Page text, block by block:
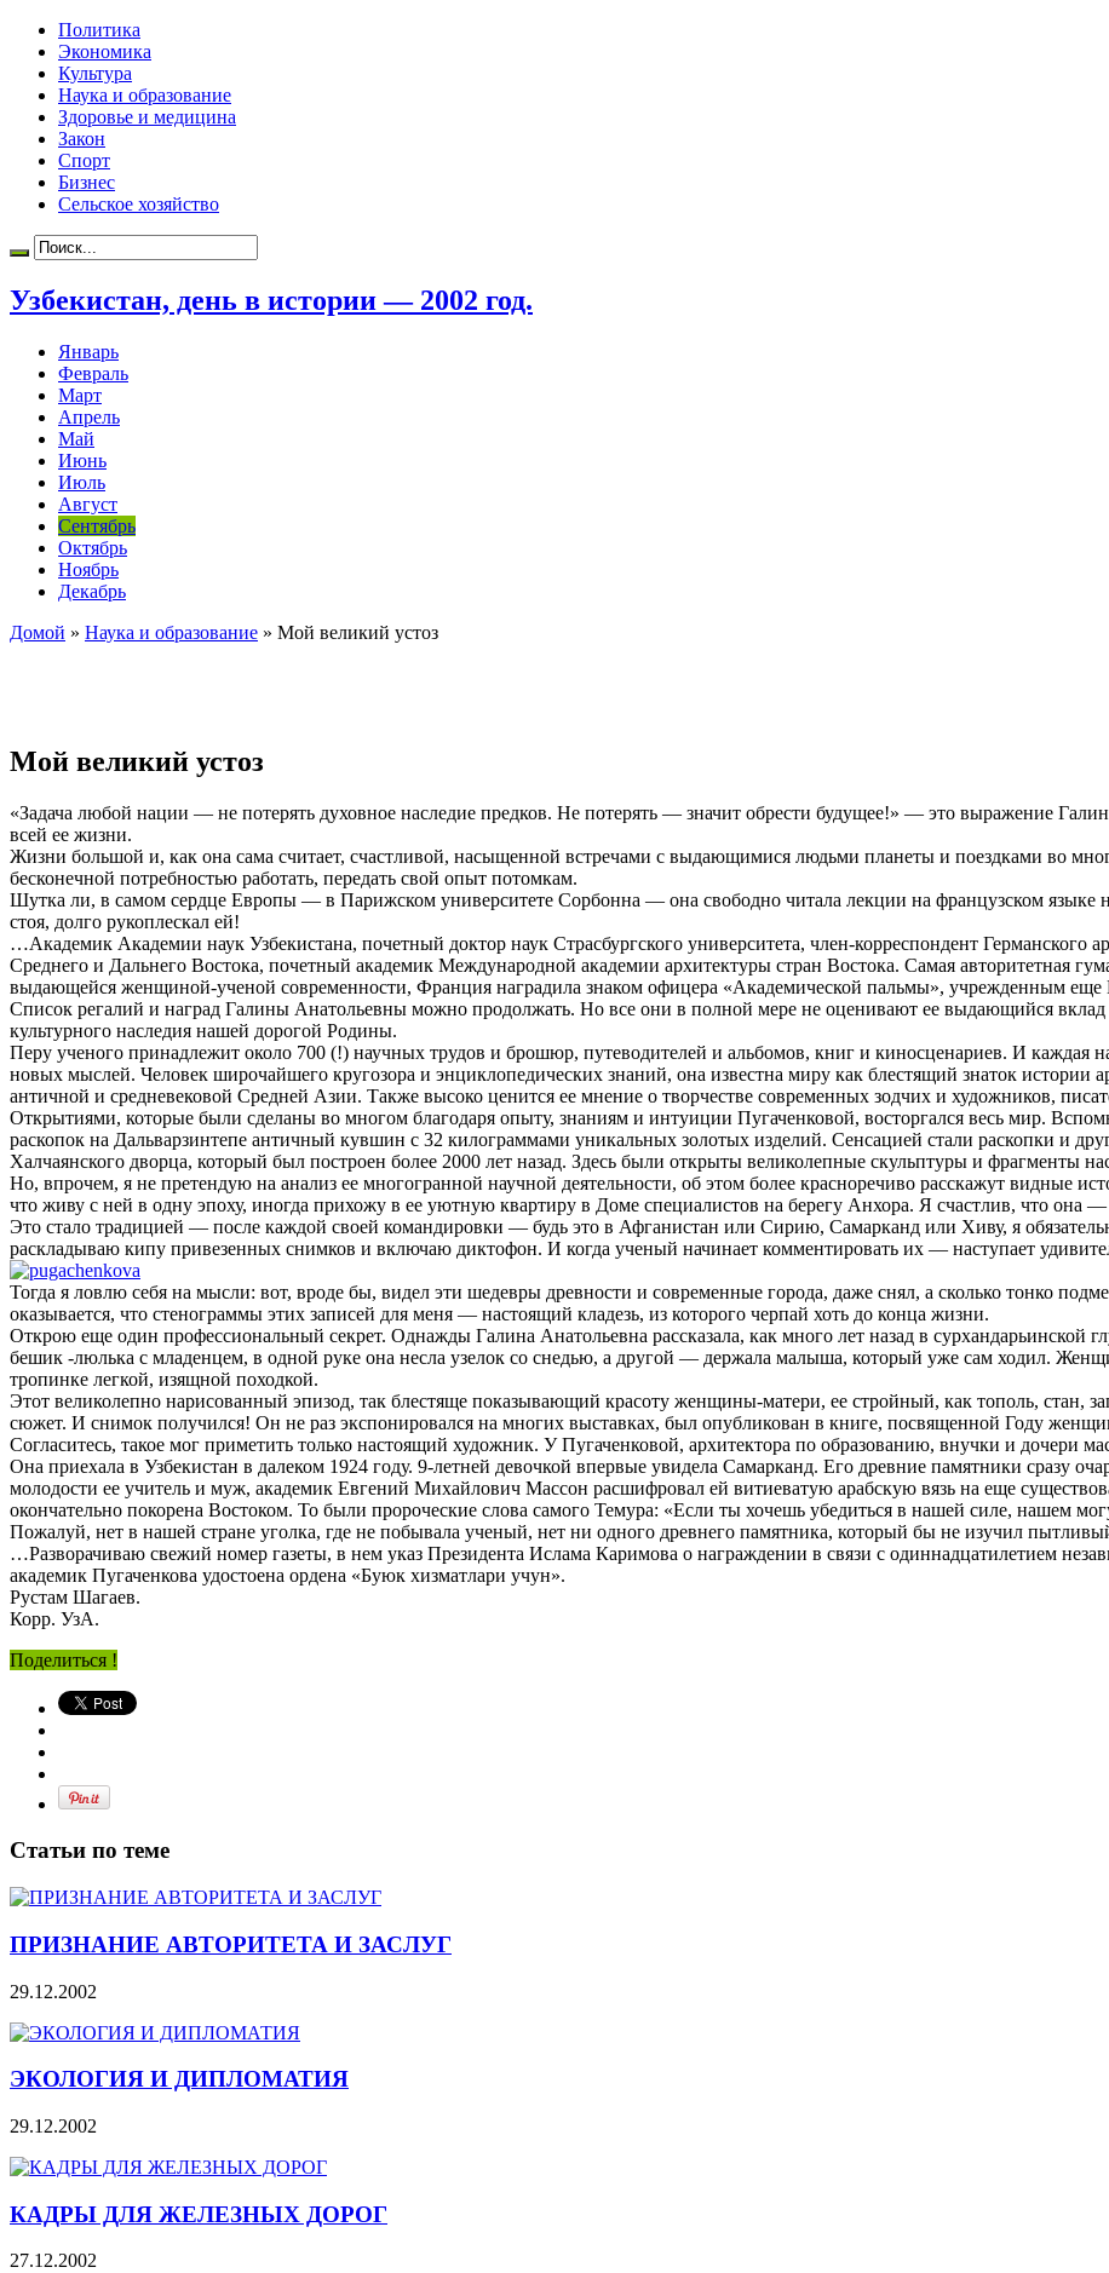
Политика
Экономика
Культура
Наука и образование
Здоровье и медицина
Закон
Спорт
Бизнес
Сельское хозяйство
Узбекистан, день в истории — 2002 год.
Январь
Февраль
Март
Апрель
Май
Июнь
Июль
Август
Сентябрь
Октябрь
Ноябрь
Декабрь
Домой » Наука и образование » Мой великий устоз
Мой великий устоз
«Задача любой нации — не потерять духовное наследие предков. Не потерять — значит обрести будущее!» — это выражение
всей ее жизни.
Жизни большой и, как она сама считает, счастливой, насыщенной встречами с выдающимися людьми планеты и поездками во
бесконечной потребностью работать, передать свой опыт потомкам.
Шутка ли, в самом сердце Европы — в Парижском университете Сорбонна — она свободно читала лекции на французском языке
стоя, долго рукоплескал ей!
…Академик Академии наук Узбекистана, почетный доктор наук Страсбургского университета, член-корреспондент Германского
Среднего и Дальнего Востока, почетный академик Международной академии архитектуры стран Востока. Самая
выдающейся женщиной-ученой современности, Франция наградила знаком офицера «Академической пальмы», учрежденным еще
Список регалий и наград Галины Анатольевны можно продолжать. Но все они в полной мере не оценивают ее выдающийся
культурного наследия нашей дорогой Родины.
Перу ученого принадлежит около 700 (!) научных трудов и брошюр, путеводителей и альбомов, книг и киносценариев. И каждая
новых мыслей. Человек широчайшего кругозора и энциклопедических знаний, она известна миру как блестящий знаток истории
античной и средневековой Средней Азии. Также высоко ценится ее мнение о творчестве современных зодчих и художников,
Открытиями, которые были сделаны во многом благодаря опыту, знаниям и интуиции Пугаченковой, восторгался весь мир.
раскопок на Дальварзинтепе античный кувшин с 32 килограммами уникальных золотых изделий. Сенсацией стали раскопки и
Халчаянского дворца, который был построен более 2000 лет назад. Здесь были открыты великолепные скульптуры и фрагменты
Но, впрочем, я не претендую на анализ ее многогранной научной деятельности, об этом более красноречиво расскажут видные
что живу с ней в одну эпоху, иногда прихожу в ее уютную квартиру в Доме специалистов на берегу Анхора. Я счастлив, что
Это стало традицией — после каждой своей командировки — будь это в Афганистан или Сирию, Самарканд или Хиву, я
раскладываю кипу привезенных снимков и включаю диктофон. И когда ученый начинает комментировать их — наступает
Тогда я ловлю себя на мысли: вот, вроде бы, видел эти шедевры древности и современные города, даже снял, а сколько тонко
оказывается, что стенограммы этих записей для меня — настоящий кладезь, из которого черпай хоть до конца жизни.
Открою еще один профессиональный секрет. Однажды Галина Анатольевна рассказала, как много лет назад в сурхандарьинской
бешик -люлька с младенцем, в одной руке она несла узелок со снедью, а другой — держала малыша, который уже сам ходил.
тропинке легкой, изящной походкой.
Этот великолепно нарисованный эпизод, так блестяще показывающий красоту женщины-матери, ее стройный, как тополь, стан,
сюжет. И снимок получился! Он не раз экспонировался на многих выставках, был опубликован в книге, посвященной Году
Согласитесь, такое мог приметить только настоящий художник. У Пугаченковой, архитектора по образованию, внучки и дочери
Она приехала в Узбекистан в далеком 1924 году. 9-летней девочкой впервые увидела Самарканд. Его древние памятники сразу
молодости ее учитель и муж, академик Евгений Михайлович Массон расшифровал ей витиеватую арабскую вязь на еще
окончательно покорена Востоком. То были пророческие слова самого Темура: «Если ты хочешь убедиться в нашей силе, нашем
Пожалуй, нет в нашей стране уголка, где не побывала ученый, нет ни одного древнего памятника, который бы не изучил пытливый
…Разворачиваю свежий номер газеты, в нем указ Президента Ислама Каримова о награждении в связи с одиннадцатилетием
академик Пугаченкова удостоена ордена «Буюк хизматлари учун».
Рустам Шагаев.
Корр. УзА.
Поделиться !
Статьи по теме
ПРИЗНАНИЕ АВТОРИТЕТА И ЗАСЛУГ
29.12.2002
ЭКОЛОГИЯ И ДИПЛОМАТИЯ
29.12.2002
КАДРЫ ДЛЯ ЖЕЛЕЗНЫХ ДОРОГ
27.12.2002